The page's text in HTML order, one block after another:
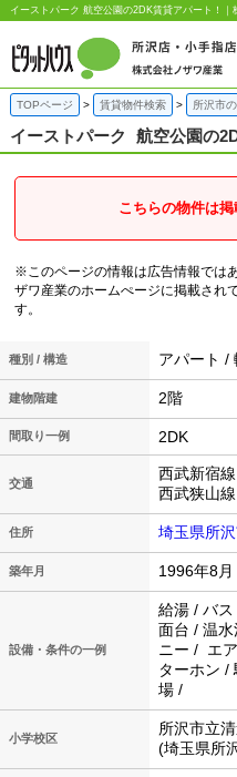
イーストパーク 航空公園の2DK賃貸アパート！｜
TOPページ 賃貸物件検索 所沢市
イーストパーク 航空公園の
こちらの物件は掲
※このページの情報は広告情報では
ザワ産業のホームぺージに掲載され
す。
種別 / 構造 アパート /
建物階建 2階
間取り一例 2DK
交通
西武新宿
西武狭山
住所 埼玉県所
築年月 1996年8月
設備・条件の一例
給湯 / バ
面台 / 温
ニー / エ
ターホン /
場 /
小学校区
所沢市立
(埼玉県所